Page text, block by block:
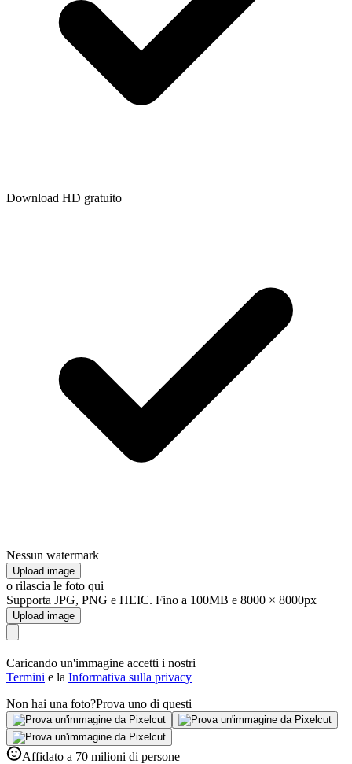
Download HD gratuito
Nessun watermark
Upload image
o rilascia le foto qui
Supporta JPG, PNG e HEIC. Fino a 100MB e 8000 × 8000px
Upload image
Caricando un'immagine accetti i nostri
Termini e la Informativa sulla privacy
Non hai una foto?Prova uno di questi
Affidato a 70 milioni di persone